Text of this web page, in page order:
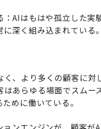
AIはもはや孤立した
深く組み込まれている。
、より多くの顧客に
あらゆる場面でスム
めに働いている。